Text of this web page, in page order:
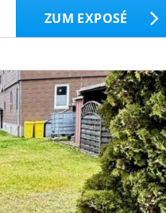
ZUM EXPOSÉ